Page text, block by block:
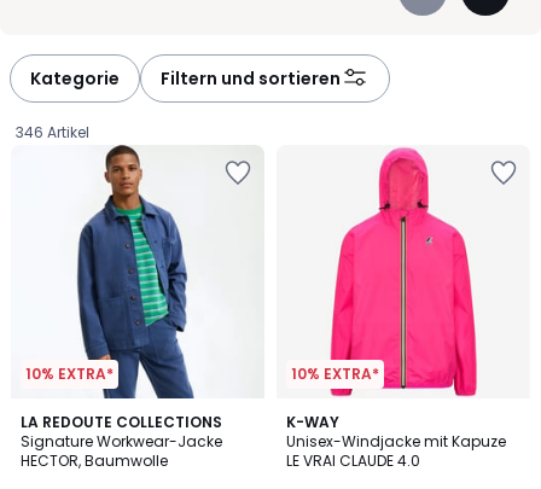
Kategorie Filtern und sortieren
346 Artikel
10% EXTRA*
LA REDOUTE COLLECTIONS
Signature Workwear-Jacke
HECTOR, Baumwolle
3,6
/ 5
3
Farben
10% EXTRA*
K-WAY
Unisex-Windjacke mit Kapuze
LE VRAI CLAUDE 4.0
3,8
/ 5